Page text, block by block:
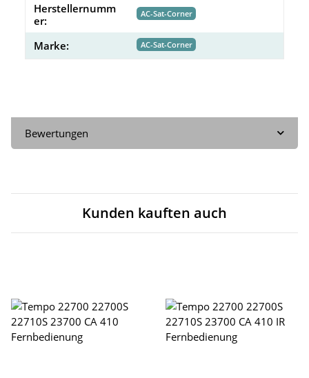
Herstellernumm
er:
AC-Sat-Corner
Marke: AC-Sat-Corner
Bewertungen
Kunden kauften auch